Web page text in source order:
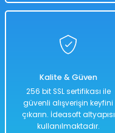
Kalite & Güven
256 bit SSL sertifikası ile
güvenli alışverişin keyfini
çıkarın. İdeasoft altyapısı
kullanılmaktadır.